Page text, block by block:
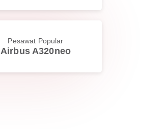
Pesawat Popular
Airbus A320neo